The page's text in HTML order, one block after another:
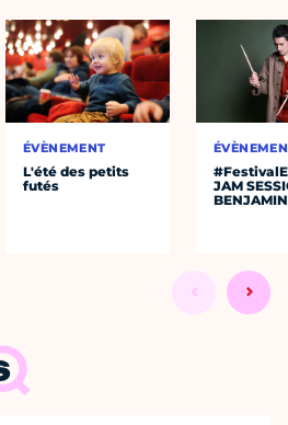
ÉVÈNEMENT
L'été des petits
futés
JAM